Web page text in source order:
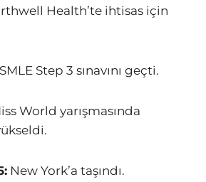
Health’te ihtisas için
Step 3 sınavını geçti.
World yarışmasında
New York’a taşındı.